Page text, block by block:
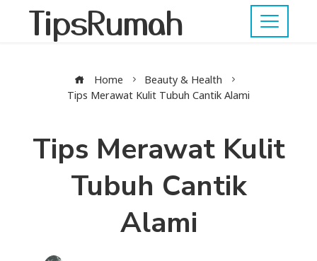
TipsRumah
Home
Beauty & Health
Tips Merawat Kulit Tubuh Cantik Alami
Tips Merawat Kulit
Tubuh Cantik
Alami